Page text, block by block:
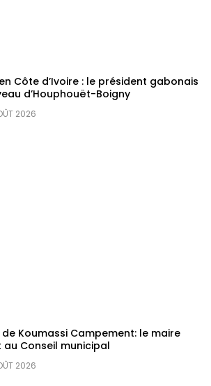
Côte d’Ivoire : le président gabonais
d’Houphouët-Boigny
2026
Koumassi Campement: le maire
Conseil municipal
2026